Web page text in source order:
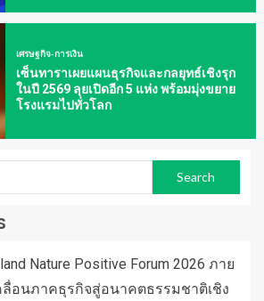
เศรษฐกิจ-การเงิน
เซ็นทาราเผยแผนธุรกิจและกลยุทธ์เชิงรุก
ในปี 2569 ลุยเปิดอีก 5 แห่ง พร้อมมุ่งขยาย
โรงแรมไปทั่วโลก
Nature Positive Forum 2026 ภาย
อนภาคธุรกิจสู่อนาคตธรรมชาติเชิง